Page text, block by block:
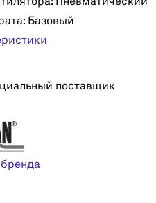
Базовый
поставщик